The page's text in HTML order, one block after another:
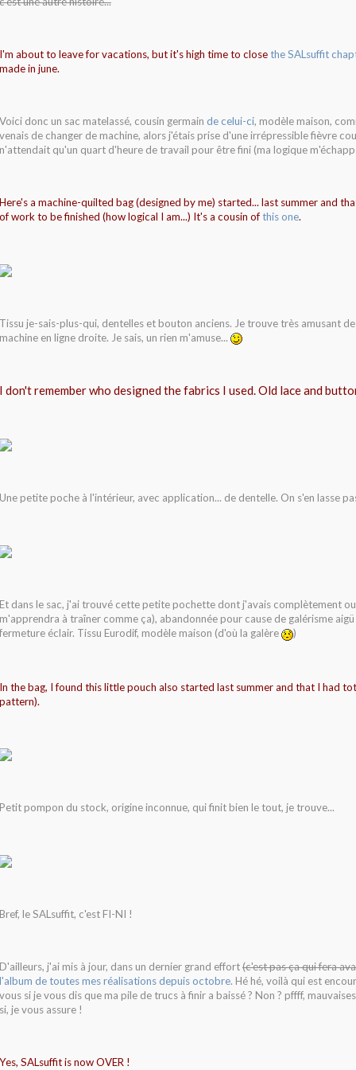
I'm about to leave for vacations, but it's high time to closethe SALsuffit
made in june.
Voici donc un sac matelassé, cousin germain de celui-ci, modèle maison,
venais de changer de machine, alors j'étais prise d'une irrépressible fièvre
n'attendait qu'un quart d'heure de travail pour être fini (ma logique
Here's a machine-quilted bag (designed by me) started... last summer and
of work to be finished (how logical I am...) It's a cousin ofthis one.
Tissu je-sais-plus-qui, dentelles et bouton anciens. Je trouve très amusant
machine en ligne droite. Je sais, un rien m'amuse...
I don't remember who designed the fabrics I used. Old lace and
Une petite poche à l'intérieur, avec application... de dentelle. On s'en lasse
Et dans le sac, j'ai trouvé cette petite pochette dont j'avais complètement
m'apprendra à traîner comme ça), abandonnée pour cause de galérisme
fermeture éclair. Tissu Eurodif, modèle maison (d'où la galère
)
In the bag, I found this little pouch also started last summer and that I had
pattern).
Petit pompon du stock, origine inconnue, qui finit bien le tout, je trouve...
Bref, le SALsuffit, c'est FI-NI !
D'ailleurs, j'ai mis à jour, dans un dernier grand effort(c'est pas ça qui fera
l'album de toutes mes réalisations depuis octobre. Hé hé, voilà qui est
vous si je vous dis que ma pile de trucs à finir a baissé ? Non ? pffff,
si, je vous assure !
Yes, SALsuffit is now OVER !